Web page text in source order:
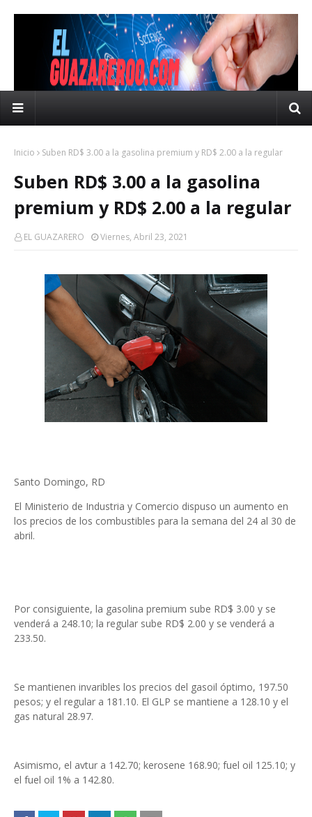
Inicio Suben RD$ 3.00 a la gasolina premium y RD$ 2.00 a la regular
Suben RD$ 3.00 a la gasolina
premium y RD$ 2.00 a la regular
EL GUAZARERO Viernes, Abril 23, 2021
Santo Domingo, RD
El Ministerio de Industria y Comercio dispuso un aumento en
los precios de los combustibles para la semana del 24 al 30 de
abril.
Por consiguiente, la gasolina premium sube RD$ 3.00 y se
venderá a 248.10; la regular sube RD$ 2.00 y se venderá a
233.50.
Se mantienen invaribles los precios del gasoil óptimo, 197.50
pesos; y el regular a 181.10. El GLP se mantiene a 128.10 y el
gas natural 28.97.
Asimismo, el avtur a 142.70; kerosene 168.90; fuel oil 125.10; y
el fuel oil 1% a 142.80.